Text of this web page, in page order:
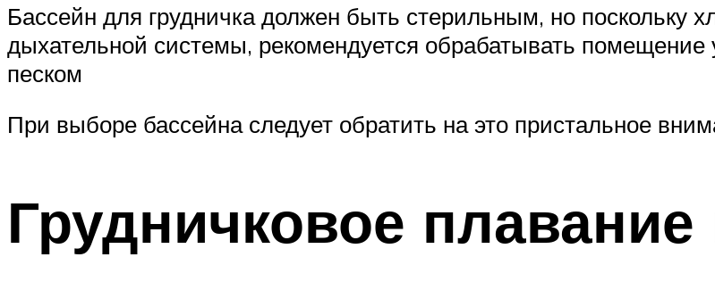
Бассейн для грудничка должен быть стерильным, но поскольку
дыхательной системы, рекомендуется обрабатывать
песком
При выборе бассейна следует обратить на это пристальное
Грудничковое